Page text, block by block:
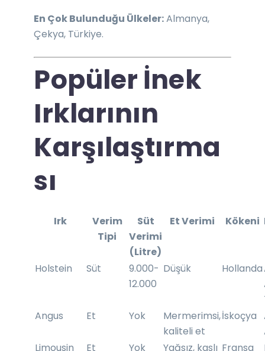
En Çok Bulunduğu Ülkeler:Almanya,
Çekya, Türkiye.
Popüler İnek
Irklarının
Karşılaştırma
sı
Irk
Verim
Tipi
Süt
Verimi
(Litre)
Et Verimi Kökeni
Holstein Süt
9.000-
12.000
Düşük Hollanda
Angus
Et Yok
Mermerimsi,
kaliteli et
İskoçya
Limousin
Et Yok Yağsız, kaslı Fransa